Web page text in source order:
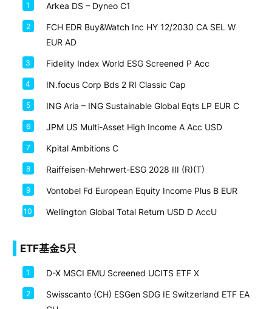
1 Arkea DS – Dyneo C1
2
FCH EDR Buy&Watch Inc HY 12/2030 CA SEL W
EUR AD
3 Fidelity Index World ESG Screened P Acc
4 IN.focus Corp Bds 2 RI Classic Cap
5 ING Aria – ING Sustainable Global Eqts LP EUR C
6 JPM US Multi-Asset High Income A Acc USD
7 Kpital Ambitions C
8 Raiffeisen-Mehrwert-ESG 2028 III (R)(T)
9 Vontobel Fd European Equity Income Plus B EUR
10 Wellington Global Total Return USD D AccU
ETF基金5只
1 D-X MSCI EMU Screened UCITS ETF X
2
Swisscanto (CH) ESGen SDG IE Switzerland ETF EA